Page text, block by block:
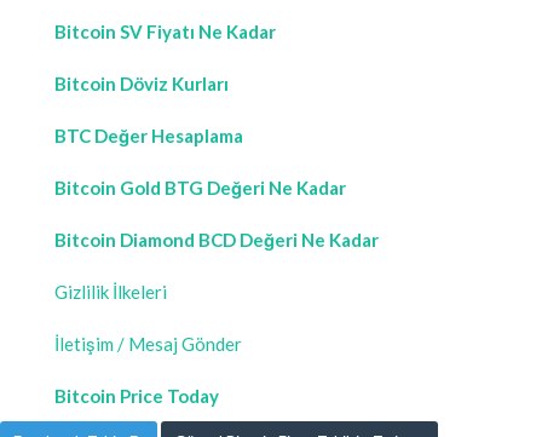
Bitcoin SV Fiyatı Ne Kadar
Bitcoin Döviz Kurları
BTC Değer Hesaplama
Bitcoin Gold BTG Değeri Ne Kadar
Bitcoin Diamond BCD Değeri Ne Kadar
Gizlilik İlkeleri
İletişim / Mesaj Gönder
Bitcoin Price Today